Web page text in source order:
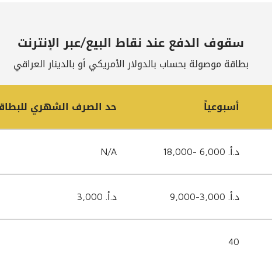
سقوف الدفع عند نقاط البيع/عبر الإنترنت
بطاقة موصولة بحساب بالدولار الأمريكي أو بالدينار العراقي
أسبوعياً حد الصرف الشهري
د.أ. 6,000 -18,000 N/A
د.أ. 3,000-9,000 د.أ. 3,000
40